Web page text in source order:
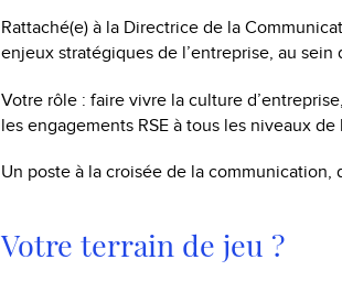
Rattaché(e) à la Directrice de la
enjeux stratégiques de l’entreprise, au sein
Votre rôle : faire vivre la culture
les engagements RSE à tous les niveaux de
Un poste à la croisée de la communication,
Votre terrain de jeu ?